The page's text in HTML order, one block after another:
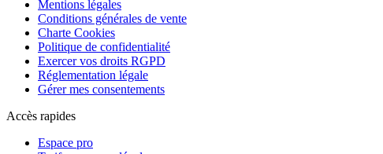
Mentions légales
Conditions générales de vente
Charte Cookies
Politique de confidentialité
Exercer vos droits RGPD
Réglementation légale
Gérer mes consentements
Accès rapides
Espace pro